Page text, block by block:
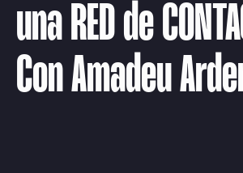
una RED de
Con Amadeu